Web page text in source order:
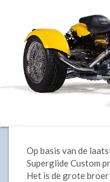
Op basis van de
Superglide Custom
Het is de grote broer